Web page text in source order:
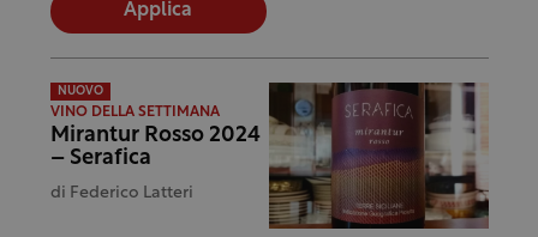
Applica
NUOVO
VINO DELLA SETTIMANA
Mirantur Rosso 2024
– Serafica
di Federico Latteri